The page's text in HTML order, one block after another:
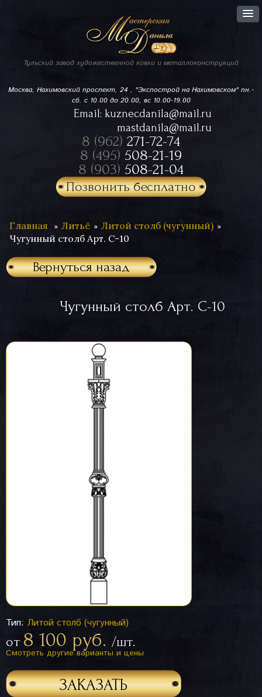
Тульский завод художественной ковки и металлоконструкций
Москва, Нахимовский проспект, 24 , "Экспострой на Нахимовском"пн.-
сб. с 10.00 до 20.00, вс 10.00-19.00
Email: kuznecdanila@mail.ru
mastdanila@mail.ru
8 (962) 271-72-74
8 (495) 508-21-19
8 (903) 508-21-04
Позвонить бесплатно
Главная Литьё
Литой столб (чугунный)
Чугунный столб Арт. С-10
Вернуться назад
Чугунный столб Арт. С-10
Тип: Литой столб (чугунный)
от 8 100 руб. /шт.
Смотреть другие варианты и цены
ЗАКАЗАТЬ